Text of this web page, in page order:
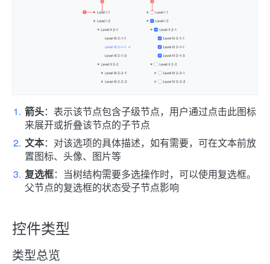
箭头：表示该节点包含子级节点，用户通过点击此图标
来展开或折叠该节点的子节点
文本：对该选项的具体描述，如有需要，可在文本前放
置图标、头像、图片等
复选框：当树结构需要多选操作时，可以使用复选框。
父节点的复选框的状态受子节点影响
控件类型
类型总览